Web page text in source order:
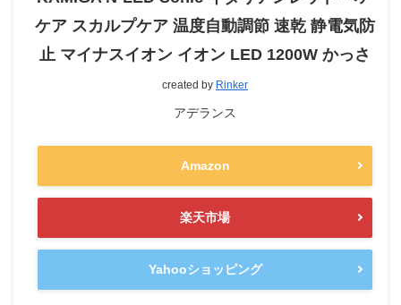
ケア スカルプケア 温度自動調節 速乾 静電気防
止 マイナスイオン イオン LED 1200W かっさ
created by Rinker
アデランス
Amazon
楽天市場
Yahooショッピング